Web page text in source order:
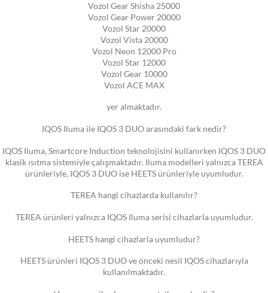
Vozol Gear Shisha 25000
Vozol Gear Power 20000
Vozol Star 20000
Vozol Vista 20000
Vozol Neon 12000 Pro
Vozol Star 12000
Vozol Gear 10000
Vozol ACE MAX
yer almaktadır.
IQOS Iluma ile IQOS 3 DUO arasındaki fark nedir?
IQOS Iluma, Smartcore Induction teknolojisini kullanırken IQOS 3 DUO
klasik ısıtma sistemiyle çalışmaktadır. Iluma modelleri yalnızca TEREA
ürünleriyle, IQOS 3 DUO ise HEETS ürünleriyle uyumludur.
TEREA hangi cihazlarda kullanılır?
TEREA ürünleri yalnızca IQOS Iluma serisi cihazlarla uyumludur.
HEETS hangi cihazlarla uyumludur?
HEETS ürünleri IQOS 3 DUO ve önceki nesil IQOS cihazlarıyla
kullanılmaktadır.